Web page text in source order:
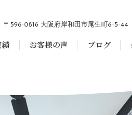
〒596-0816 大阪府岸和田市尾生町6-5-44
績 お客様の声 ブログ